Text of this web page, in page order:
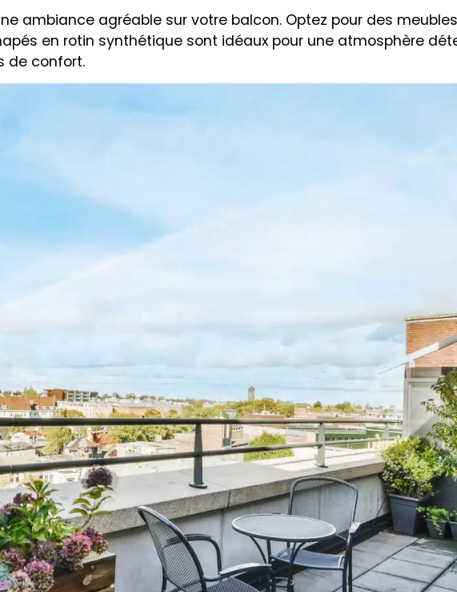
ambiance agréable sur votre balcon. Optez pour des
en rotin synthétique sont idéaux pour une atmosphère
de confort.